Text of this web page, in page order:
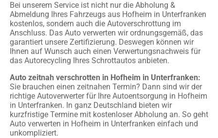
Bei unserem Service ist nicht nur die Abholung &
Abmeldung Ihres Fahrzeugs aus Hofheim in Unterfranken
kostenlos, sondern auch die Autoverschrottung im
Anschluss. Das Auto verwerten wir ordnungsgemäß, das
garantiert unsere Zertifizierung. Deswegen können wir
Ihnen auf Wunsch auch einen Verwertungsnachweis für
das Autorecycling Ihres Schrottautos anbieten.
Auto zeitnah verschrotten in Hofheim in Unterfranken:
Sie brauchen einen zeitnahen Termin? Dann sind wir der
richtige Autoverwerter für Ihre Autoentsorgung in Hofheim
in Unterfranken. In ganz Deutschland bieten wir
kurzfristige Termine mit kostenloser Abholung an. So geht
Auto verwerten in Hofheim in Unterfranken einfach und
unkompliziert.